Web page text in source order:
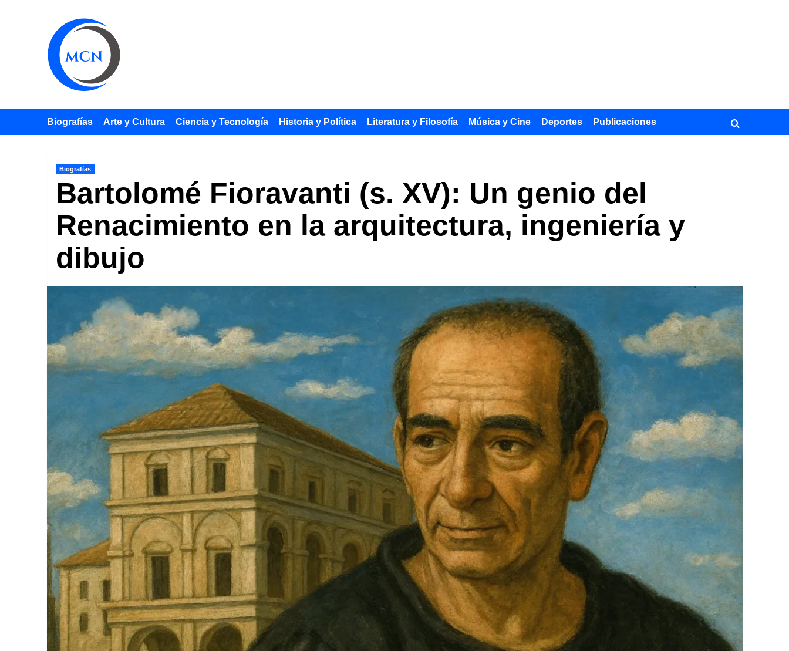
Biografías Arte y Cultura Ciencia y Tecnología Historia y Política Literatura y Filosofía Música y Cine Deportes Publicaciones
Biografías
Bartolomé Fioravanti (s. XV): Un genio del
Renacimiento en la arquitectura, ingeniería y
dibujo